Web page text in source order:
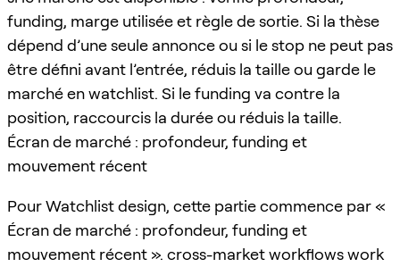
funding, marge utilisée et règle de sortie. Si la thèse
dépend d’une seule annonce ou si le stop ne peut pas
être défini avant l’entrée, réduis la taille ou garde le
marché en watchlist. Si le funding va contre la
position, raccourcis la durée ou réduis la taille.
Écran de marché : profondeur, funding et
mouvement récent
Pour Watchlist design, cette partie commence par «
Écran de marché : profondeur, funding et
mouvement récent ». cross-market workflows work